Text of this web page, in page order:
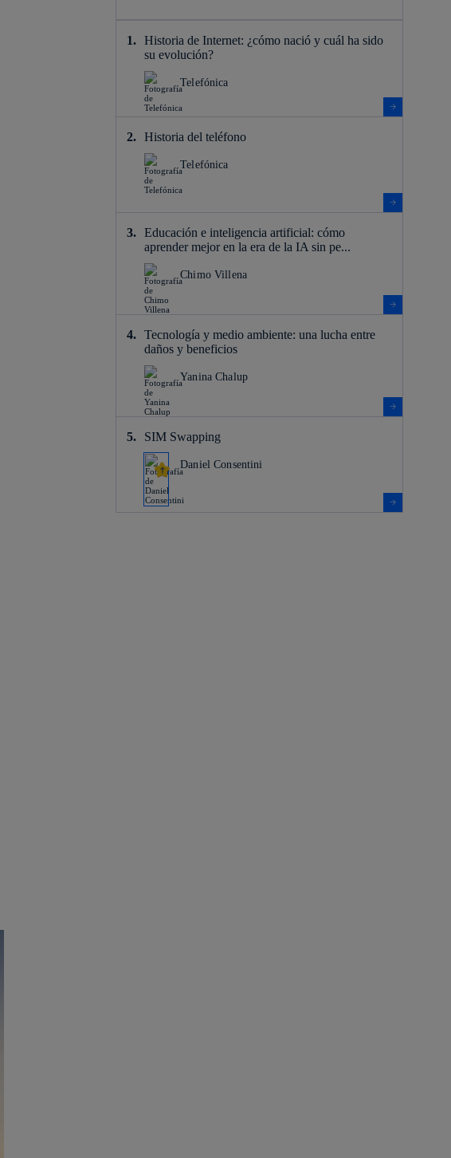
Historia de Internet: ¿cómo nació y cuál ha sido
su evolución?
Telefónica
Historia del teléfono
Telefónica
Educación e inteligencia artificial: cómo
aprender mejor en la era de la IA sin pe...
Chimo Villena
Tecnología y medio ambiente: una lucha entre
daños y beneficios
Yanina Chalup
SIM Swapping
Daniel Consentini